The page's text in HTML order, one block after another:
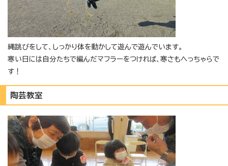
縄跳びをして、しっかり体を動かして遊んで遊んでいます。
寒い日には自分たちで編んだマフラーをつければ、寒さもへっちゃらで
す！
陶芸教室